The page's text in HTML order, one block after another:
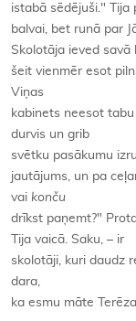
istabā sēdējuši." Tija
balvai, bet runā par
Skolotāja ieved savā
šeit vienmēr esot
Viņas
kabinets neesot
durvis un grib
svētku pasākumu
jautājums, un pa
vai konču
drīkst paņemt?"
Tija vaicā. Saku, – ir
skolotāji, kuri daudz
dara,
ka esmu māte